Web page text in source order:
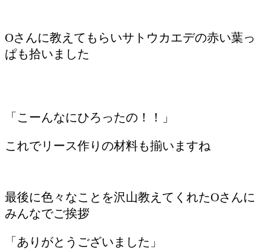
Oさんに教えてもらいサトウカエデの赤い葉っ
ぱも拾いました
「こーんなにひろったの！！」
これでリース作りの材料も揃いますね
最後に色々なことを沢山教えてくれたOさんに
みんなでご挨拶
「ありがとうございました」